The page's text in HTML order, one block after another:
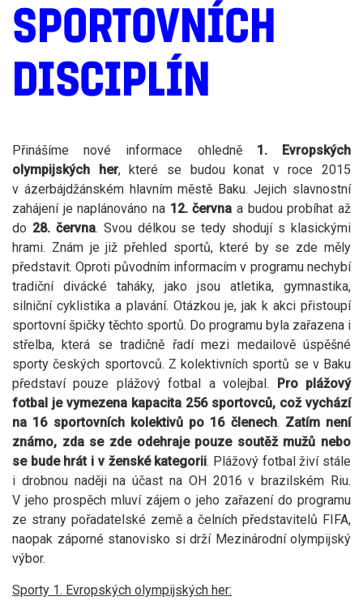
SPORTOVNÍCH
DISCIPLÍN
Přinášíme nové informace ohledně 1. Evropských
olympijských her, které se budou konat v roce 2015
v ázerbájdžánském hlavním městě Baku. Jejich slavnostní
zahájení je naplánováno na 12. června a budou probíhat až
do 28. června. Svou délkou se tedy shodují s klasickými
hrami. Znám je již přehled sportů, které by se zde měly
představit. Oproti původním informacím v programu nechybí
tradiční divácké taháky, jako jsou atletika, gymnastika,
silniční cyklistika a plavání. Otázkou je, jak k akci přistoupí
sportovní špičky těchto sportů. Do programu byla zařazena i
střelba, která se tradičně řadí mezi medailově úspěšné
sporty českých sportovců. Z kolektivních sportů se v Baku
představí pouze plážový fotbal a volejbal. Pro plážový
fotbal je vymezena kapacita 256 sportovců, což vychází
na 16 sportovních kolektivů po 16 členech. Zatím není
známo, zda se zde odehraje pouze soutěž mužů nebo
se bude hrát i v ženské kategorii. Plážový fotbal živí stále
i drobnou naději na účast na OH 2016 v brazilském Riu.
V jeho prospěch mluví zájem o jeho zařazení do programu
ze strany pořadatelské země a čelních představitelů FIFA,
naopak záporné stanovisko si drží Mezinárodní olympijský
výbor.
Sporty 1. Evropských olympijských her: